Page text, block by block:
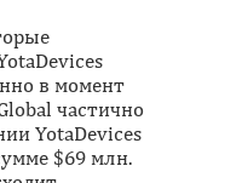
в момент
частично
YotaDevices
$69 млн.